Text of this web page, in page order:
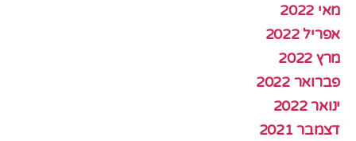
מאי 2022
אפריל 2022
מרץ 2022
פברואר 2022
ינואר 2022
דצמבר 2021